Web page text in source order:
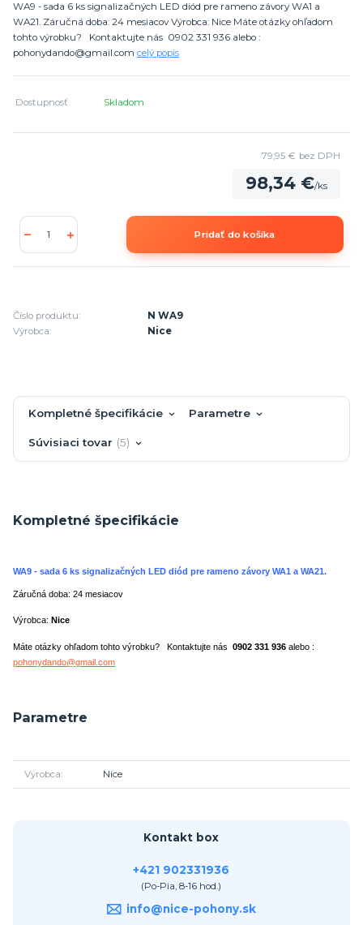
WA9 - sada 6 ks signalizačných LED diód pre rameno závory WA1 a
WA21. Záručná doba: 24 mesiacov Výrobca: Nice Máte otázky ohľadom
tohto výrobku? Kontaktujte nás 0902 331 936 alebo :
pohonydando@gmail.com celý popis
Dostupnosť Skladom
98,34 €/ks
79,95 € bez DPH
Pridať do košíka
Číslo produktu:
N WA9
Výrobca:
Nice
Kompletné špecifikácie Parametre
Súvisiaci tovar 5
Kompletné špecifikácie
WA9 - sada 6 ks signalizačných LED diód pre rameno závory WA1 a WA21.
Záručná doba: 24 mesiacov
Výrobca: Nice
Máte otázky ohľadom tohto výrobku? Kontaktujte nás 0902 331 936 alebo :
pohonydando@gmail.com
Parametre
Výrobca Nice
Kontakt box
+421 902331936
(Po-Pia, 8-16 hod.)
info@nice-pohony.sk